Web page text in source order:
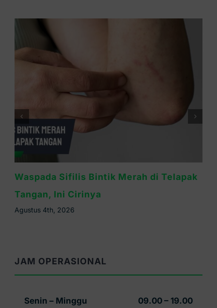
Ruam Sifilis Apakah Gatal? Ini
Penjelasannya
Agustus 3rd, 2026
JAM OPERASIONAL
Senin – Minggu 09.00 – 19.00